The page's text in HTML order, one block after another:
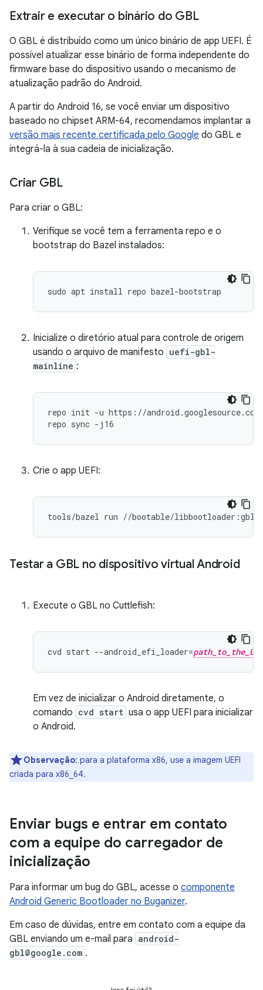
Extrair e executar o binário do GBL
O GBL é distribuído como um único binário de app UEFI. É
possível atualizar esse binário de forma independente do
firmware base do dispositivo usando o mecanismo de
atualização padrão do Android.
A partir do Android 16, se você enviar um dispositivo
baseado no chipset ARM-64, recomendamos implantar a
versão mais recente certificada pelo Google do GBL e
integrá-la à sua cadeia de inicialização.
Criar GBL
Para criar o GBL:
Verifique se você tem a ferramenta repo e o
bootstrap do Bazel instalados:
Inicialize o diretório atual para controle de origem
usando o arquivo de manifesto uefi-gbl-
mainline :
repo init -u https://
Crie o app UEFI:
tools/bazel run //bootable/libbootloader :
Testar a GBL no dispositivo virtual Android
Execute o GBL no Cuttlefish:
cvd start --android_efi_loader=
Em vez de inicializar o Android diretamente, o
comando cvd start usa o app UEFI para inicializar
o Android.
Observação: para a plataforma x86, use a imagem UEFI
criada para x86_64.
Enviar bugs e entrar em contato
com a equipe do carregador de
inicialização
Para informar um bug do GBL, acesse o componente
Android Generic Bootloader no Buganizer.
Em caso de dúvidas, entre em contato com a equipe da
GBL enviando um e-mail para android-
gbl@google.com .